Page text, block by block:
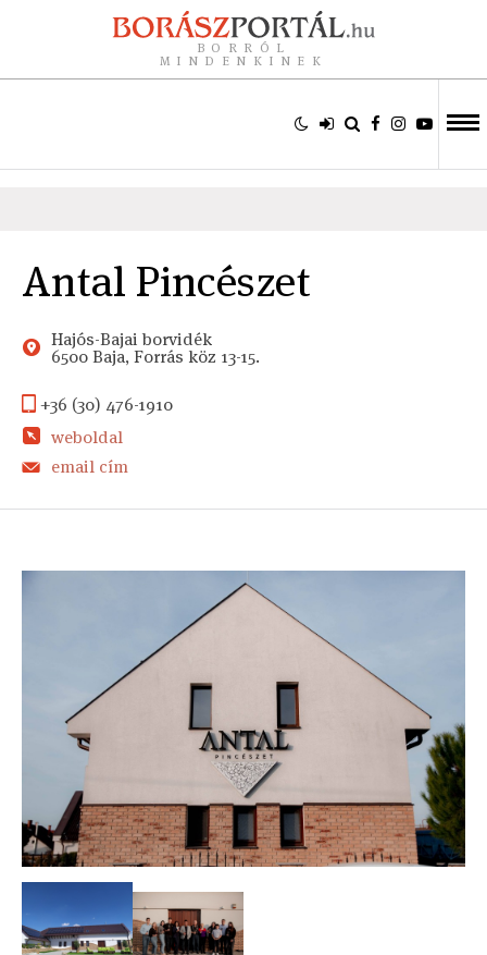
BORRÓL
MINDENKINEK
Antal Pincészet
Hajós-Bajai borvidék
6500 Baja, Forrás köz 13-15.
+36 (30) 476-1910
weboldal
email cím